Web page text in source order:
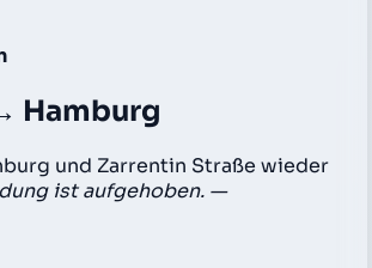
Hamburg
und Zarrentin Straße wieder
ist aufgehoben. —